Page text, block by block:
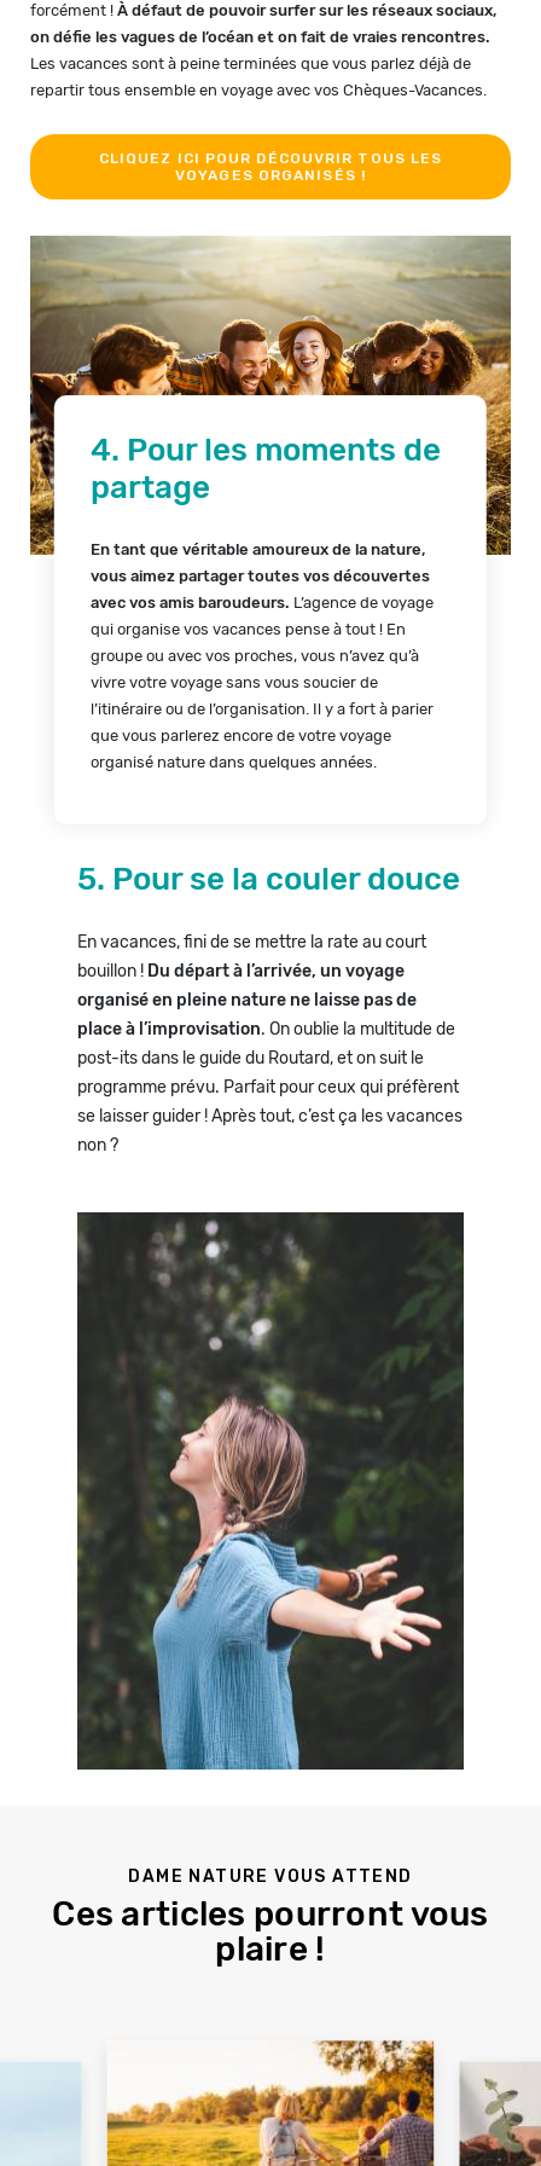
forcément ! À défaut de pouvoir surfer sur les réseaux sociaux,
on défie les vagues de l’océan et on fait de vraies rencontres.
Les vacances sont à peine terminées que vous parlez déjà de
repartir tous ensemble en voyage avec vos Chèques-Vacances.
CLIQUEZ ICI POUR DÉCOUVRIR TOUS LES
VOYAGES ORGANISÉS !
4. Pour les moments de
partage
En tant que véritable amoureux de la nature,
vous aimez partager toutes vos découvertes
avec vos amis baroudeurs. L’agence de voyage
qui organise vos vacances pense à tout ! En
groupe ou avec vos proches, vous n’avez qu’à
vivre votre voyage sans vous soucier de
l’itinéraire ou de l’organisation. Il y a fort à parier
que vous parlerez encore de votre voyage
organisé nature dans quelques années.
5. Pour se la couler douce
En vacances, fini de se mettre la rate au court
bouillon ! Du départ à l’arrivée, un voyage
organisé en pleine nature ne laisse pas de
place à l’improvisation. On oublie la multitude de
post-its dans le guide du Routard, et on suit le
programme prévu. Parfait pour ceux qui préfèrent
se laisser guider ! Après tout, c’est ça les vacances
non ?
DAME NATURE VOUS ATTEND
Ces articles pourront vous
plaire !